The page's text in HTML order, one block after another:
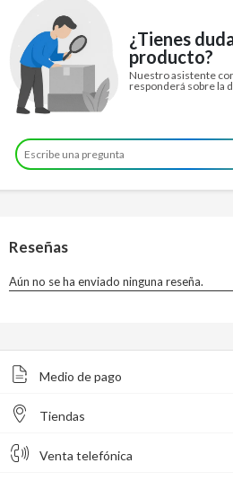
¿Tienes
producto?
Nuestro asistente
responderá sobre la
Medio de pago
Tiendas
Venta telefónica